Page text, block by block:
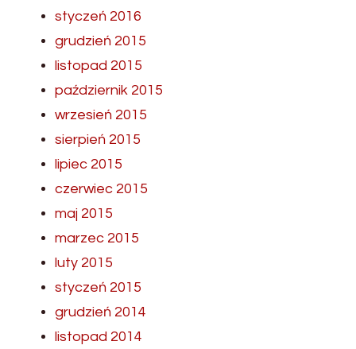
styczeń 2016
grudzień 2015
listopad 2015
październik 2015
wrzesień 2015
sierpień 2015
lipiec 2015
czerwiec 2015
maj 2015
marzec 2015
luty 2015
styczeń 2015
grudzień 2014
listopad 2014